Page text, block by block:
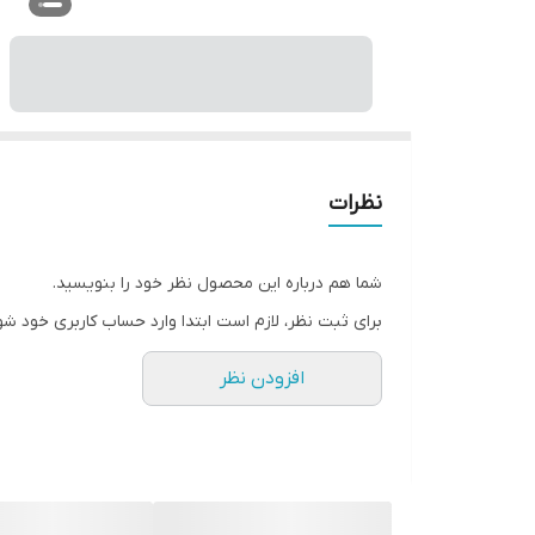
نظرات
شما هم درباره این محصول نظر خود را بنویسید.
برای ثبت نظر، لازم است ابتدا وارد حساب کاربری خود
افزودن نظر